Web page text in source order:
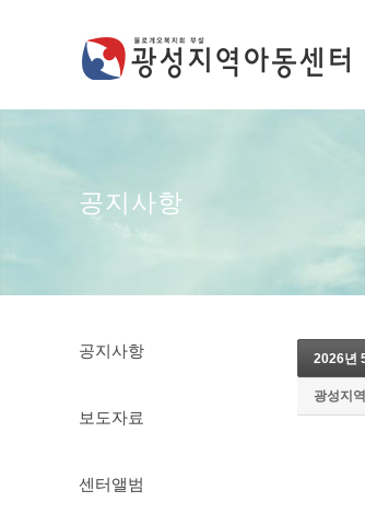
공지사항
공지사항
보도자료
센터앨범
2026년
광성지